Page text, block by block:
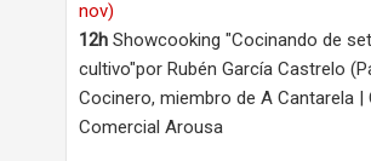
nov)
12h Showcooking "Cocinando de
cultivo"por Rubén García Castrelo
Cocinero, miembro de A Cantarela |
Comercial Arousa